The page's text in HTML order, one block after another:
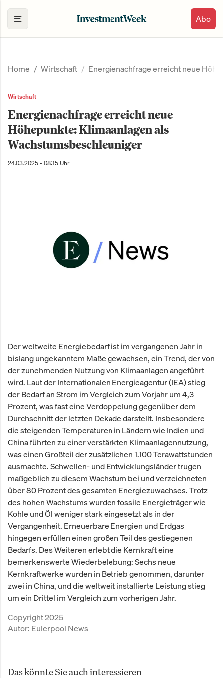
Abo
Home Wirtschaft Energienachfrage erreicht neue
Wirtschaft
Energienachfrage erreicht neue
Höhepunkte: Klimaanlagen als
Wachstumsbeschleuniger
24.03.2025 - 08:15 Uhr
Der weltweite Energiebedarf ist im vergangenen Jahr in
bislang ungekanntem Maße gewachsen, ein Trend, der von
der zunehmenden Nutzung von Klimaanlagen angeführt
wird. Laut der Internationalen Energieagentur (IEA) stieg
der Bedarf an Strom im Vergleich zum Vorjahr um 4,3
Prozent, was fast eine Verdoppelung gegenüber dem
Durchschnitt der letzten Dekade darstellt. Insbesondere
die steigenden Temperaturen in Ländern wie Indien und
China führten zu einer verstärkten Klimaanlagennutzung,
was einen Großteil der zusätzlichen 1.100 Terawattstunden
ausmachte. Schwellen- und Entwicklungsländer trugen
maßgeblich zu diesem Wachstum bei und verzeichneten
über 80 Prozent des gesamten Energiezuwachses. Trotz
des hohen Wachstums wurden fossile Energieträger wie
Kohle und Öl weniger stark eingesetzt als in der
Vergangenheit. Erneuerbare Energien und Erdgas
hingegen erfüllen einen großen Teil des gestiegenen
Bedarfs. Des Weiteren erlebt die Kernkraft eine
bemerkenswerte Wiederbelebung: Sechs neue
Kernkraftwerke wurden in Betrieb genommen, darunter
zwei in China, und die weltweit installierte Leistung stieg
um ein Drittel im Vergleich zum vorherigen Jahr.
Copyright 2025
Autor: Eulerpool News
Das könnte Sie auch interessieren